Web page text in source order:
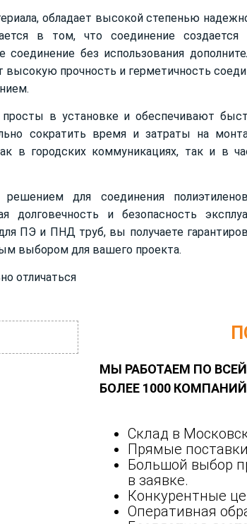
обладает высокой степенью
в том, что соединение создается
без использования
прочность и герметичность
в установке и обеспечивают
сократить время и затраты на
в городских коммуникациях, так и в
для соединения
долговечность и безопасность
ПЭ и ПНД труб, вы получаете
выбором для вашего проекта.
отличаться
МЫ РАБОТАЕМ ПО
БОЛЕЕ 1000
Склад в
Прямые
Большой выбор
в заявке.
Конкурентные
Оперативная